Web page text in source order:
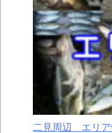
二見周辺 エリア